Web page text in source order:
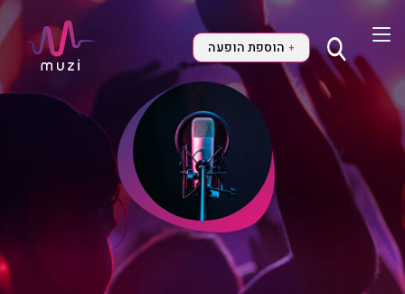
+ הוספת הופעה